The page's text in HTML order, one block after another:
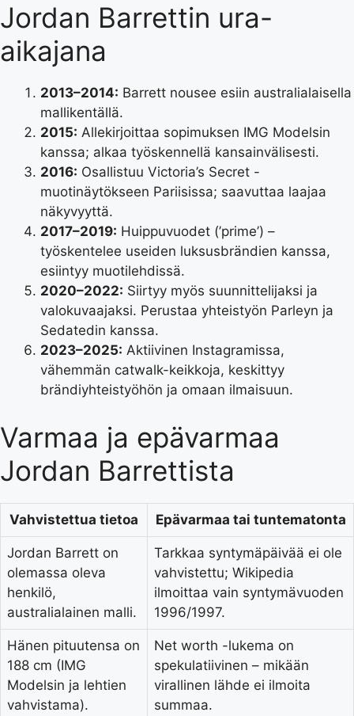
Jordan Barrettin ura-
aikajana
2013–2014: Barrett nousee esiin australialaisella
mallikentällä.
2015: Allekirjoittaa sopimuksen IMG Modelsin
kanssa; alkaa työskennellä kansainvälisesti.
2016: Osallistuu Victoria’s Secret -
muotinäytökseen Pariisissa; saavuttaa laajaa
näkyvyyttä.
2017–2019: Huippuvuodet (’prime’) –
työskentelee useiden luksusbrändien kanssa,
esiintyy muotilehdissä.
2020–2022: Siirtyy myös suunnittelijaksi ja
valokuvaajaksi. Perustaa yhteistyön Parleyn ja
Sedatedin kanssa.
2023–2025: Aktiivinen Instagramissa,
vähemmän catwalk-keikkoja, keskittyy
brändiyhteistyöhön ja omaan ilmaisuun.
Varmaa ja epävarmaa
Jordan Barrettista
Vahvistettua tietoa Epävarmaa tai tuntematonta
Jordan Barrett on
olemassa oleva
henkilö,
australialainen malli.
Tarkkaa syntymäpäivää ei ole
vahvistettu; Wikipedia
ilmoittaa vain syntymävuoden
1996/1997.
Hänen pituutensa on
188 cm (IMG
Modelsin ja lehtien
vahvistama).
Net worth -lukema on
spekulatiivinen – mikään
virallinen lähde ei ilmoita
summaa.